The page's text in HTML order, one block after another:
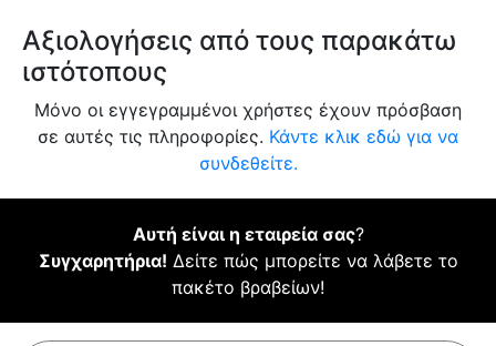
Αξιολογήσεις από τους παρακάτω
ιστότοπους
Μόνο οι εγγεγραμμένοι χρήστες έχουν πρόσβαση
σε αυτές τις πληροφορίες. Κάντε κλικ εδώ για να
συνδεθείτε.
Αυτή είναι η εταιρεία σας?
Συγχαρητήρια! Δείτε πώς μπορείτε να λάβετε το
πακέτο βραβείων!